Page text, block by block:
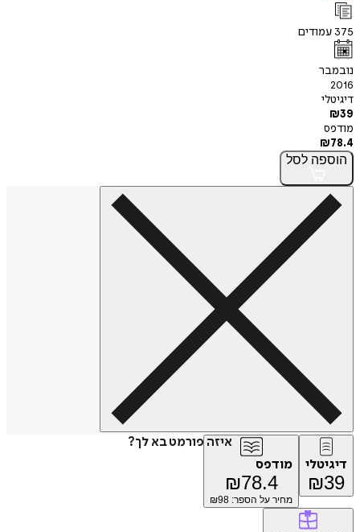
375 עמודים
נובמבר
2016
דיגיטלי
₪39
מודפס
₪78.4
הוספה לסל
איזה פורמט בא לך?
דיגיטלי
₪39
מודפס
₪78.4
מחיר על הספר: ₪ 98